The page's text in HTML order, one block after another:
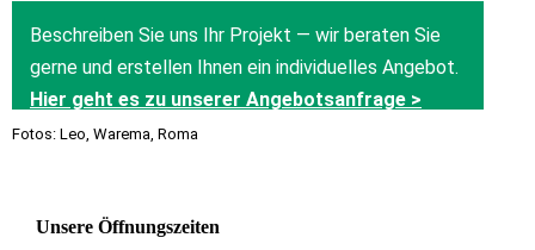
Fotos: Leo, Warema, Roma
Unsere Öffnungszeiten